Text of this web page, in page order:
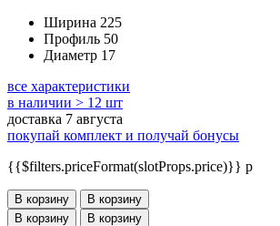
Ширина 225
Профиль 50
Диаметр 17
все характеристики
в наличии > 12 шт
доставка 7 августа
покупай комплект и получай бонусы
{{$filters.priceFormat(slotProps.price)}} p
В корзину
В корзину
В корзину
В корзину